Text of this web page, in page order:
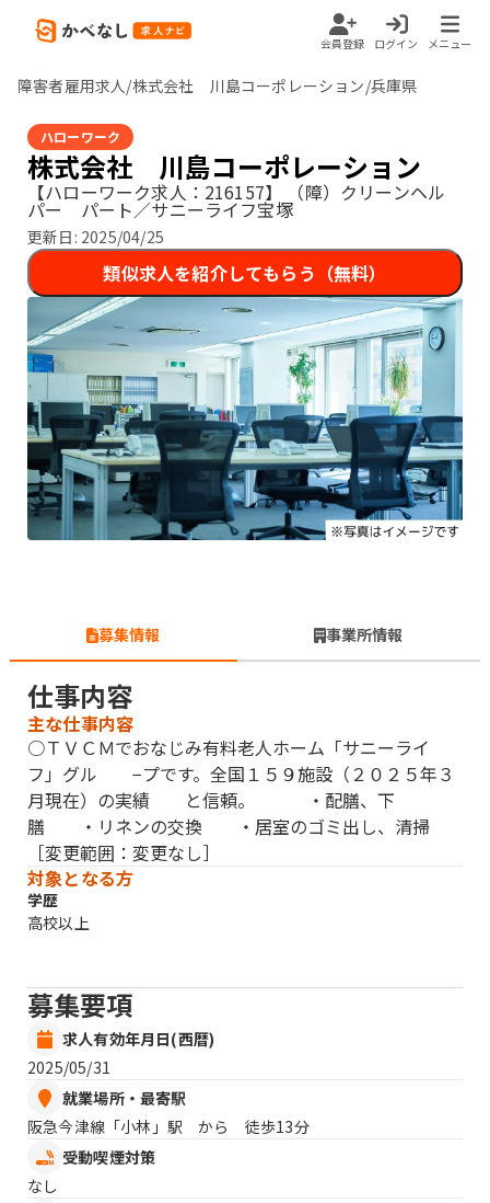
会員登録 ログイン メニュー
障害者雇用求人/株式会社 川島コーポレーション/兵庫県
ハローワーク
株式会社 川島コーポレーション
【ハローワーク求人：216157】 （障）クリーンヘル
パー パート／サニーライフ宝塚
更新日: 2025/04/25
類似求人を紹介してもらう（無料）
募集情報 事業所情報
仕事内容
主な仕事内容
○ＴＶＣＭでおなじみ有料老人ホーム「サニーライ
フ」グル −プです。全国１５９施設（２０２５年３
月現在）の実績 と信頼。 ・配膳、下
膳 ・リネンの交換 ・居室のゴミ出し、清掃
［変更範囲：変更なし］
対象となる方
学歴
高校以上
募集要項
求人有効年月日(西暦)
2025/05/31
就業場所・最寄駅
阪急今津線「小林」駅 から 徒歩13分
受動喫煙対策
なし